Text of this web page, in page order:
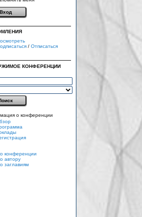
/ Отписаться
КОНФЕРЕНЦИИ
о конференции
конференции
автору
заглавиям